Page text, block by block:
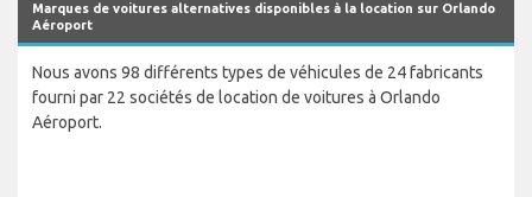
Marques de voitures alternatives disponibles à la location sur Orlando
Aéroport
Nous avons 98 différents types de véhicules de 24 fabricants
fourni par 22 sociétés de location de voitures à Orlando
Aéroport.